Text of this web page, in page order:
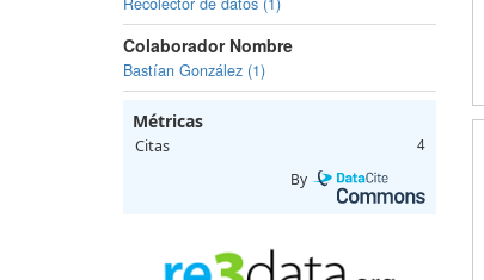
Colaborador Nombre
Bastían González (1)
Métricas
Citas 4
By